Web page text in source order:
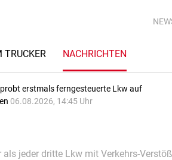
TRUCKER NACHRICHTEN
erstmals ferngesteuerte Lkw auf
06.08.2026, 14:45 Uhr
jeder dritte Lkw mit Verkehrs-